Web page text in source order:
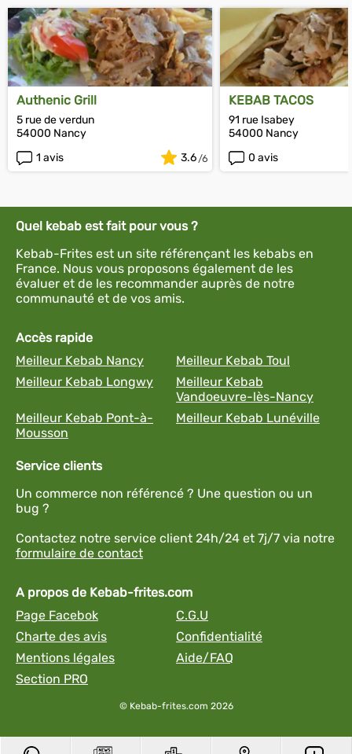
Authenic Grill
5 rue de verdun
54000 Nancy
1 avis
3.6
KEBAB TACOS
91 rue Isabey
54000 Nancy
0 avis
Quel kebab est fait pour vous ?
Kebab-Frites est un site référençant les kebabs en
France. Nous vous proposons également de les
évaluer et de les recommander auprès de notre
communauté et de vos amis.
Accès rapide
Meilleur Kebab Nancy
Meilleur Kebab Toul
Meilleur Kebab Longwy
Meilleur Kebab
Vandoeuvre-lès-Nancy
Meilleur Kebab Pont-à-
Mousson
Meilleur Kebab Lunéville
Service clients
Un commerce non référencé ? Une question ou un
bug ?
Contactez notre service client 24h/24 et 7j/7 via notre
formulaire de contact
A propos de Kebab-frites.com
Page Facebok
C.G.U
Charte des avis
Confidentialité
Mentions légales
Aide/FAQ
Section PRO
© Kebab-frites.com 2026